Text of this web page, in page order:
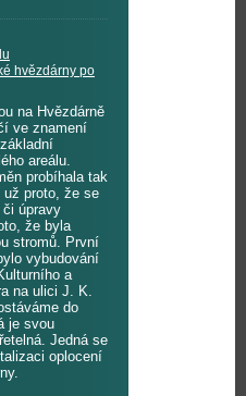
hvězdárny po
na Hvězdárně
ve znamení
areálu.
probíhala tak
proto, že se
či úpravy
že byla
stromů. První
vybudování
a
na ulici J. K.
do
je svou
Jedná se
oplocení